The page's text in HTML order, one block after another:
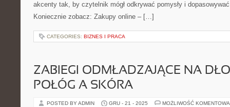
akcenty tak, by czytelnik mógł odkrywać pomysły i
Koniecznie zobacz: Zakupy online – […]
CATEGORIES: BIZNES I PRACA
ZABIEGI ODMŁADZAJĄCE NA
POŁÓG A SKÓRA
POSTED BY ADMIN GRU - 21 - 2025 MOŻLIWOŚĆ